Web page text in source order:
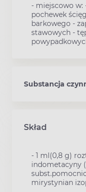
- miejscowo w:
pochewek
barkowego -
stawowych -
Substancja
Skład
- 1 ml(0,8 g)
indometacyny
mirystynian